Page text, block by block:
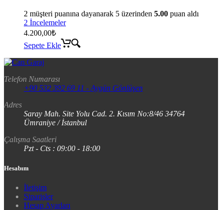
2 müşteri puanına dayanarak 5 üzerinden 5.00 puan aldı
2 İncelemeler
4.200,00₺
Sepete Ekle
Telefon Numarası
+90 532 392 69 11 - Aygün Gönlüşen
Adres
Saray Mah. Site Yolu Cad. 2. Kısım No:8/46 34764
Ümraniye / İstanbul
Çalışma Saatleri
Pzt - Cts : 09:00 - 18:00
Hesabım
İletişim
Siparişler
Hesap Ayarları